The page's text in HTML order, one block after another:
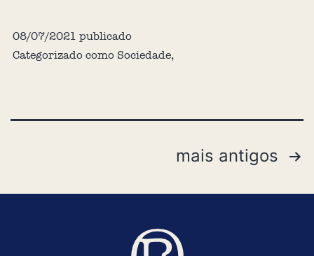
08/07/2021 publicado
Categorizado como Sociedade,
mais antigos